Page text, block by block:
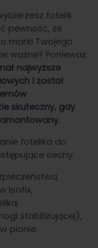
fotelik
pewność, że
marki Twojego
ważne? Ponieważ
najwyższe
i został
skuteczny, gdy
fotelika do
cechy:
Isofix,
stabilizującej),
pionie.